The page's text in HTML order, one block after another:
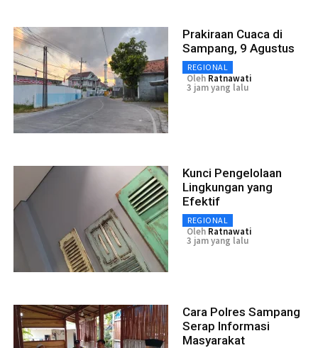
Prakiraan Cuaca di
Sampang, 9 Agustus
REGIONAL
Oleh Ratnawati
3 jam yang lalu
Kunci Pengelolaan
Lingkungan yang
Efektif
REGIONAL
Oleh Ratnawati
3 jam yang lalu
Cara Polres Sampang
Serap Informasi
Masyarakat